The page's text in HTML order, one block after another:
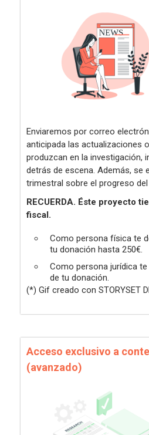
Enviaremos por correo
anticipada las actualizaciones
produzcan en la investigación,
detrás de escena. Además, se
trimestral sobre el progreso
RECUERDA. Éste proyecto
fiscal.
Como persona física te
tu donación hasta 250€.
Como persona jurídica te
de tu donación.
(*) Gif creado con STORYSET
Acceso exclusivo a
(avanzado)